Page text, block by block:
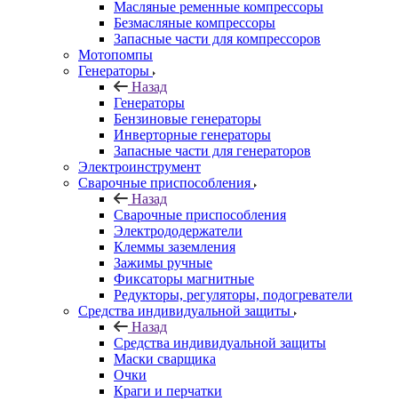
Масляные ременные компрессоры
Безмасляные компрессоры
Запасные части для компрессоров
Мотопомпы
Генераторы
Назад
Генераторы
Бензиновые генераторы
Инверторные генераторы
Запасные части для генераторов
Электроинструмент
Сварочные приспособления
Назад
Сварочные приспособления
Электрододержатели
Клеммы заземления
Зажимы ручные
Фиксаторы магнитные
Редукторы, регуляторы, подогреватели
Средства индивидуальной защиты
Назад
Средства индивидуальной защиты
Маски сварщика
Очки
Краги и перчатки